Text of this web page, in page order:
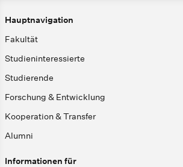
Hauptnavigation
Fakultät
Studieninteressierte
Studierende
Forschung & Entwicklung
Kooperation & Transfer
Alumni
Informationen für